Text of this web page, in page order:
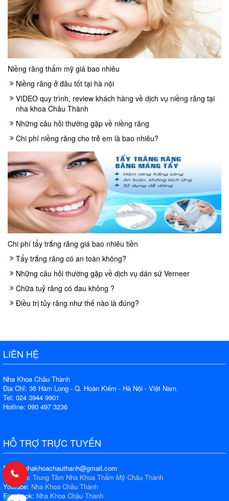
Niềng răng thẩm mỹ giá bao nhiêu
Niềng răng ở đâu tốt tại hà nội
VIDEO quy trình, review khách hàng về dịch vụ niềng răng tại
nha khoa Châu Thành
Những câu hỏi thường gặp về niềng răng
Chi phí niềng răng cho trẻ em là bao nhiêu?
Chi phí tẩy trắng răng giá bao nhiêu tiền
Tẩy trắng răng có an toàn không?
Những câu hỏi thường gặp về dịch vụ dán sứ Verneer
Chữa tuỷ răng có đau không ?
Điều trị tủy răng như thế nào là đúng?
LIÊN HỆ
Nha Khoa Châu Thành
Địa Chỉ: 36 Hàm Long - Q. Hoàn Kiếm - Hà Nội - Việt Nam.
Tel: 024 3944 9901
Hotline: 090 497 3236
HỖ TRỢ TRỰC TUYẾN
Email: nhakhoachauthanh@gmail.com
Fanpage: Trung Tâm Nha Khoa Thẩm Mỹ Châu Thành
Youtube: Nha Khoa Châu Thành
Facebook: Nha Khoa Châu Thành